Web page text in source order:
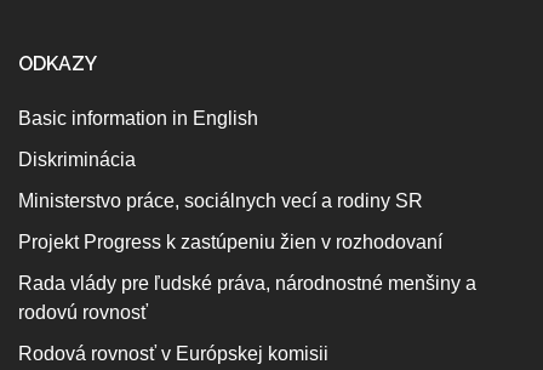
ODKAZY
Basic information in English
Diskriminácia
Ministerstvo práce, sociálnych vecí a rodiny SR
Projekt Progress k zastúpeniu žien v rozhodovaní
Rada vlády pre ľudské práva, národnostné menšiny a
rodovú rovnosť
Rodová rovnosť v Európskej komisii